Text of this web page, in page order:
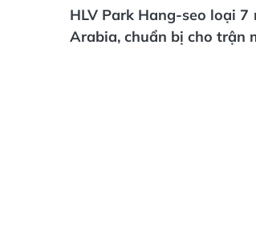
HLV Park Hang-seo loại
Arabia, chuẩn bị cho trận